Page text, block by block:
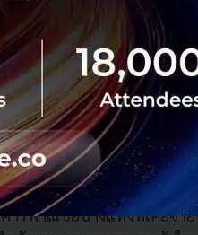
ามชัดเจนแก่ผู้ร่วมตลาดแล้ว
รพาณิชย์ที่ต้องการบริหาร
หลายแห่งได้แจ้งความ
ารพาณิชย์บางแห่งที่เคยจ่าย